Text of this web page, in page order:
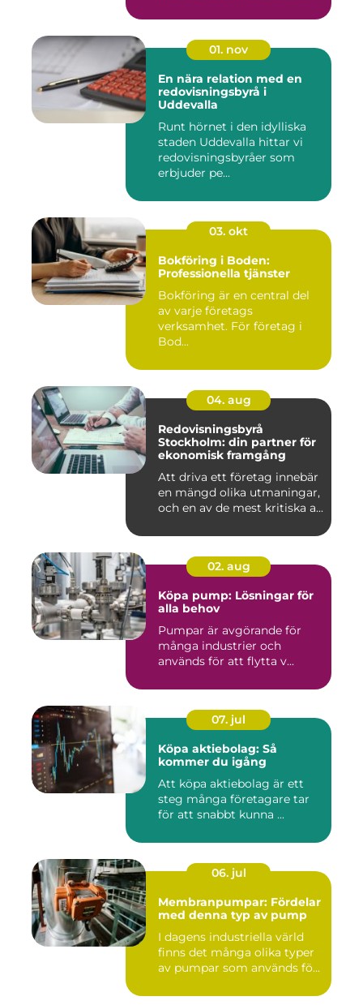
01. nov
En nära relation med en
redovisningsbyrå i
Uddevalla
Runt hörnet i den idylliska
staden Uddevalla hittar vi
redovisningsbyråer som
erbjuder pe...
03. okt
Bokföring i Boden:
Professionella tjänster
Bokföring är en central del
av varje företags
verksamhet. För företag i
Bod...
04. aug
Redovisningsbyrå
Stockholm: din partner för
ekonomisk framgång
Att driva ett företag innebär
en mängd olika utmaningar,
och en av de mest kritiska a...
02. aug
Köpa pump: Lösningar för
alla behov
Pumpar är avgörande för
många industrier och
används för att flytta v...
07. jul
Köpa aktiebolag: Så
kommer du igång
Att köpa aktiebolag är ett
steg många företagare tar
för att snabbt kunna ...
06. jul
Membranpumpar: Fördelar
med denna typ av pump
I dagens industriella värld
finns det många olika typer
av pumpar som används fö...